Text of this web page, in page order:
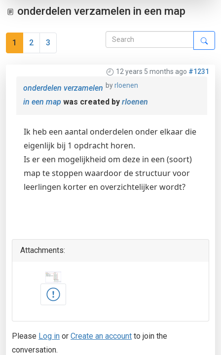
onderdelen verzamelen in een map
1 2 3
12 years 5 months ago #1231
byrloenen
onderdelen verzamelen
in een map was created by rloenen
Ik heb een aantal onderdelen onder elkaar die
eigenlijk bij 1 opdracht horen.
Is er een mogelijkheid om deze in een (soort)
map te stoppen waardoor de structuur voor
leerlingen korter en overzichtelijker wordt?
Attachments:
Please Log in or Create an account to join the
conversation.